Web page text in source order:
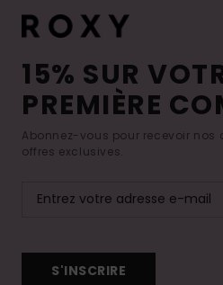
15% SUR
PREMIÈRE
Abonnez-vous pour recevoir nos
offres exclusives.
S'INSCRIRE